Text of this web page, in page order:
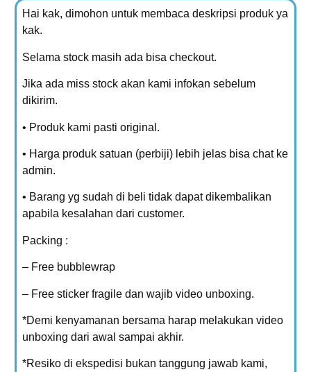
Hai kak, dimohon untuk membaca deskripsi produk ya
kak.
Selama stock masih ada bisa checkout.
Jika ada miss stock akan kami infokan sebelum
dikirim.
• Produk kami pasti original.
• Harga produk satuan (perbiji) lebih jelas bisa chat ke
admin.
• Barang yg sudah di beli tidak dapat dikembalikan
apabila kesalahan dari customer.
Packing :
– Free bubblewrap
– Free sticker fragile dan wajib video unboxing.
*Demi kenyamanan bersama harap melakukan video
unboxing dari awal sampai akhir.
*Resiko di ekspedisi bukan tanggung jawab kami,